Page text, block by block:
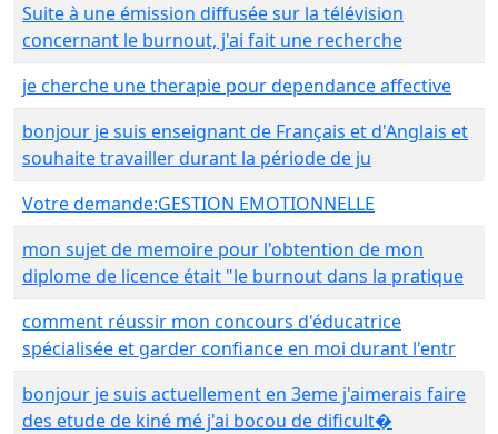
Suite à une émission diffusée sur la télévision
concernant le burnout, j'ai fait une recherche
je cherche une therapie pour dependance affective
bonjour je suis enseignant de Français et d'Anglais et
souhaite travailler durant la période de ju
Votre demande:GESTION EMOTIONNELLE
mon sujet de memoire pour l'obtention de mon
diplome de licence était "le burnout dans la pratique
comment réussir mon concours d'éducatrice
spécialisée et garder confiance en moi durant l'entr
bonjour je suis actuellement en 3eme j'aimerais faire
des etude de kiné mé j'ai bocou de dificult�